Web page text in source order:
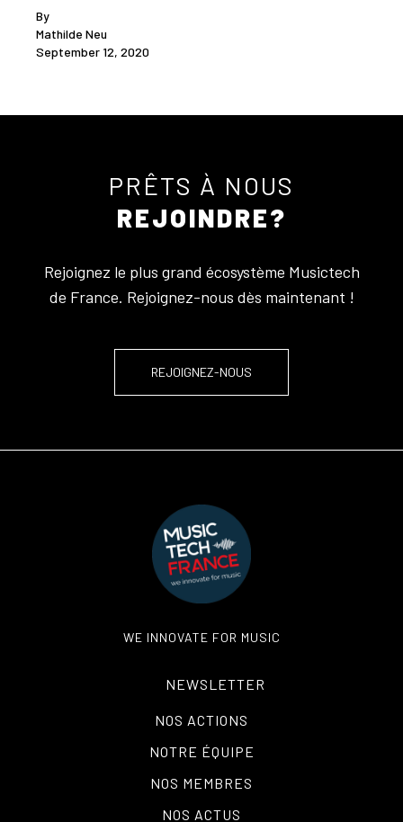
By
Mathilde Neu
September 12, 2020
PRÊTS À NOUS
REJOINDRE?
Rejoignez le plus grand écosystème Musictech
de France. Rejoignez-nous dès maintenant !
REJOIGNEZ-NOUS
WE INNOVATE FOR MUSIC
NEWSLETTER
NOS ACTIONS
NOTRE ÉQUIPE
NOS MEMBRES
NOS ACTUS